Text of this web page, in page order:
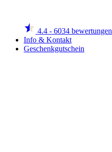
4.4 - 6034 bewertungen
Info & Kontakt
Geschenkgutschein